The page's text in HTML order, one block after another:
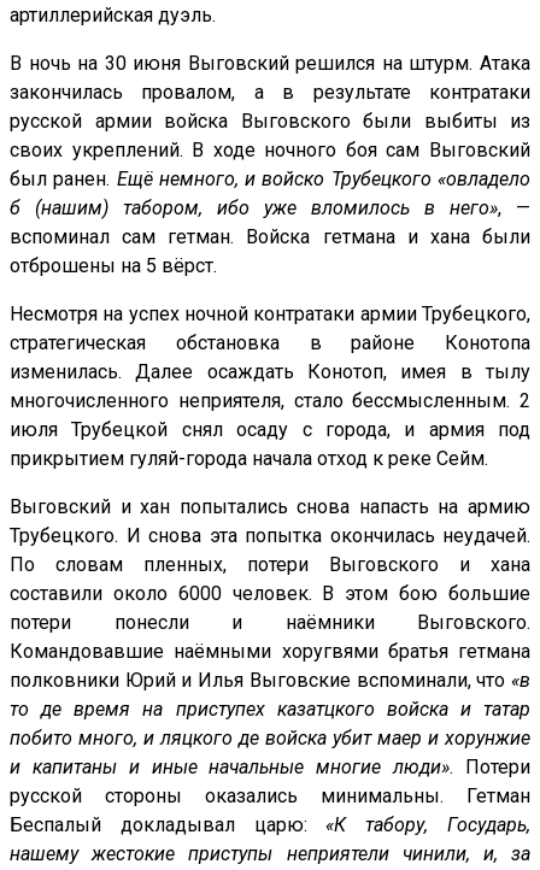
артиллерийская дуэль.
В ночь на 30 июня Выговский решился на штурм. Атака
закончилась провалом, а в результате контратаки
русской армии войска Выговского были выбиты из
своих укреплений. В ходе ночного боя сам Выговский
был ранен. Ещё немного, и войско Трубецкого «овладело
б (нашим) табором, ибо уже вломилось в него», —
вспоминал сам гетман. Войска гетмана и хана были
отброшены на 5 вёрст.
Несмотря на успех ночной контратаки армии Трубецкого,
стратегическая обстановка в районе Конотопа
изменилась. Далее осаждать Конотоп, имея в тылу
многочисленного неприятеля, стало бессмысленным. 2
июля Трубецкой снял осаду с города, и армия под
прикрытием гуляй-города начала отход к реке Сейм.
Выговский и хан попытались снова напасть на армию
Трубецкого. И снова эта попытка окончилась неудачей.
По словам пленных, потери Выговского и хана
составили около 6000 человек. В этом бою большие
потери понесли и наёмники Выговского.
Командовавшие наёмными хоругвями братья гетмана
полковники Юрий и Илья Выговские вспоминали, что «в
то де время на приступех казатцкого войска и татар
побито много, и ляцкого де войска убит маер и хорунжие
и капитаны и иные начальные многие люди». Потери
русской стороны оказались минимальны. Гетман
Беспалый докладывал царю:«К табору, Государь,
нашему жестокие приступы неприятели чинили, и, за